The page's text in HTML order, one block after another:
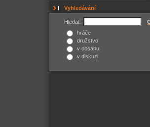
Vyhledávání
Hledat:
hráče
družstvo
v obsahu
v diskuzi